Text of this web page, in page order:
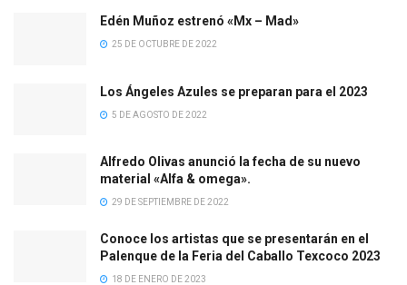
Edén Muñoz estrenó «Mx – Mad»
25 DE OCTUBRE DE 2022
Los Ángeles Azules se preparan para el 2023
5 DE AGOSTO DE 2022
Alfredo Olivas anunció la fecha de su nuevo
material «Alfa & omega».
29 DE SEPTIEMBRE DE 2022
Conoce los artistas que se presentarán en el
Palenque de la Feria del Caballo Texcoco 2023
18 DE ENERO DE 2023